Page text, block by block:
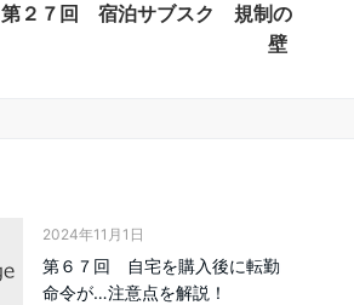
第２７回 宿泊サブスク 規制の
壁
2024年11月1日
第６７回 自宅を購入後に転勤
命令が…注意点を解説！